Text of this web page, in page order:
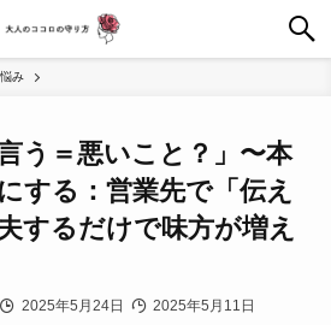
み
言う＝悪いこと？」〜本
する：営業先で「伝え
するだけで味方が増え
2025年5月24日 2025年5月11日